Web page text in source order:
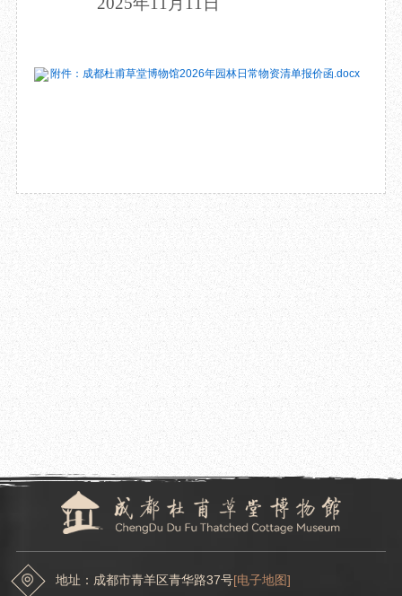
附件：成都杜甫草堂博物馆2026年园林日常物资清单报价函.docx
成都杜甫草堂博物馆第第四届杜甫草堂兰花展
成都杜甫草堂博物馆南门大客车停车场地面维修工程项目询价的函
地址：成都市青羊区青华路37号[电子地图]